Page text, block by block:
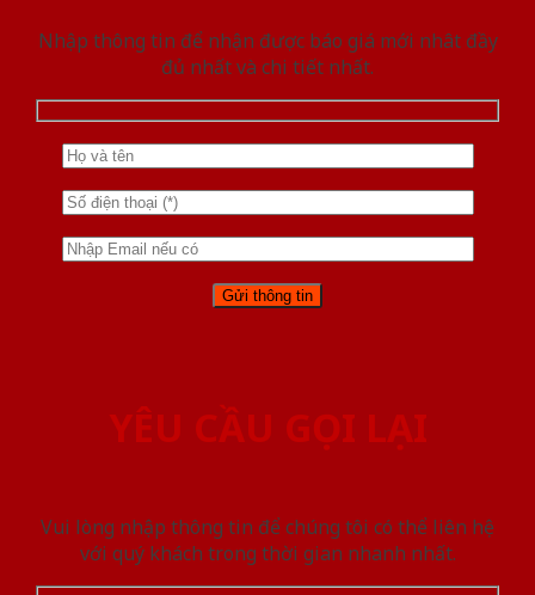
Nhập thông tin để nhận được báo giá mới nhât đầy
đủ nhất và chi tiết nhất.
YÊU CẦU GỌI LẠI
Vui lòng nhập thông tin để chúng tôi có thể liên hệ
với quý khách trong thời gian nhanh nhất.